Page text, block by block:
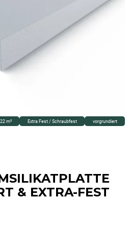
m² Extra Fest / Schraubfest vorgrundiert
& EXTRA-FEST